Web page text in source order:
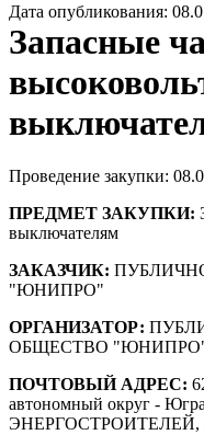
Дата опубликования:
Запасные
Проведение закупки:
ПРЕДМЕТ ЗАКУПКИ:
выключателям
ЗАКАЗЧИК:
"ЮНИПРО"
ОРГАНИЗАТОР:
ОБЩЕСТВО
ПОЧТОВЫЙ АДРЕС:
автономный округ -
ЭНЕРГОСТРОИТЕЛЕЙ,